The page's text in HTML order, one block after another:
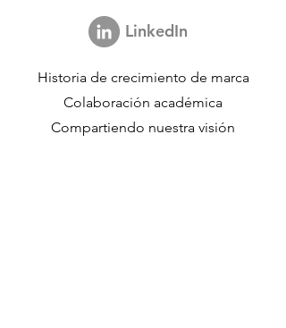
LinkedIn
Historia de crecimiento de marca
Colaboración académica
Compartiendo nuestra visión